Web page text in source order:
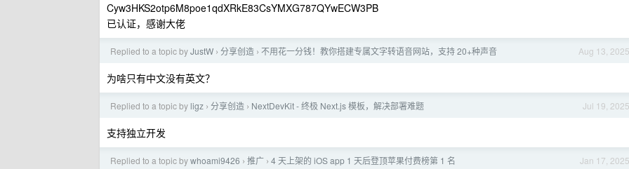
Cyw3HKS2otp6M8poe1qdXRkE83CsYMXG787QYwECW3PB
已认证，感谢大佬
Aug 13, 2025
Replied to a topic byJustW › 分享创造 › 不用花一分钱！教你搭建专属文字转语音网站，支持 20+种声音
为啥只有中文没有英文？
Jul 19, 2025
Replied to a topic by ligz › 分享创造 › NextDevKit - 终极 Next.js 模板，解决部署难题
支持独立开发
Jan 17, 2025
Replied to a topic bywhoami9426 › 推广 › 4 天上架的 iOS app 1 天后登顶苹果付费榜第 1 名